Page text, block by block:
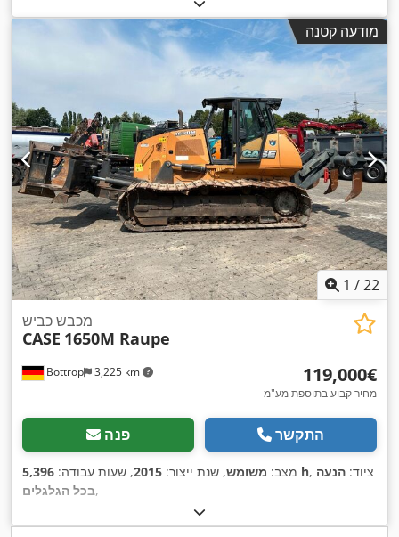
מודעה קטנה
1 /22
Bottrop 3,225 km
מכבש כביש
CASE 1650M Raupe
‏119,000 ‏€
מחיר קבוע בתוספת מע"מ
פנה התקשר
מצב: משומש, שנת ייצור: 2015, שעות עבודה: 5,396 h , ציוד: הנעה
בכל הגלגלים,